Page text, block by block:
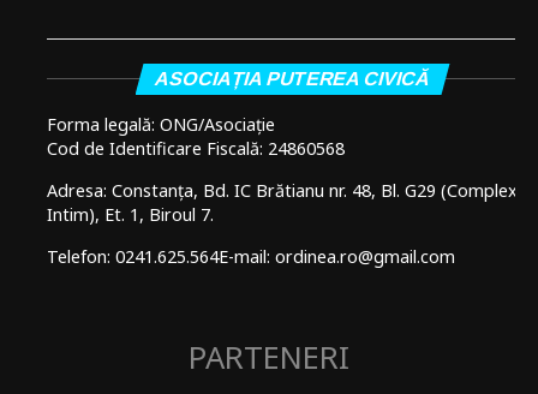
ASOCIAȚIA PUTEREA CIVICĂ
Forma legală: ONG/Asociație
Cod de Identificare Fiscală: 24860568
Adresa: Constanța, Bd. IC Brătianu nr. 48, Bl. G29 (Complex
Intim), Et. 1, Biroul 7.
Telefon: 0241.625.564E-mail: ordinea.ro@gmail.com
PARTENERI